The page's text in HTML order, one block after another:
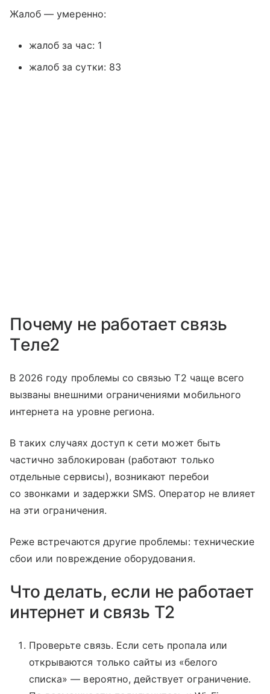
Жалоб — умеренно:
жалоб за час: 1
жалоб за сутки: 83
Почему не работает связь
Tеле2
В 2026 году проблемы со связью T2 чаще всего
вызваны внешними ограничениями мобильного
интернета на уровне региона.
В таких случаях доступ к сети может быть
частично заблокирован (работают только
отдельные сервисы), возникают перебои
со звонками и задержки SMS. Оператор не влияет
на эти ограничения.
Реже встречаются другие проблемы: технические
сбои или повреждение оборудования.
Что делать, если не работает
интернет и связь T2
Проверьте связь. Если сеть пропала или
открываются только сайты из «белого
списка» — вероятно, действует ограничение.